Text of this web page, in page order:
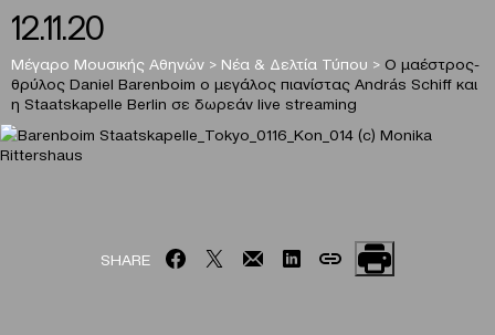
12.11.20
Μέγαρο Μουσικής Αθηνών > Νέα & Δελτία Τύπου > O μαέστρος-
θρύλος Daniel Barenboim ο μεγάλος πιανίστας András Schiff και
η Staatskapelle Berlin σε δωρεάν live streaming
SHARE